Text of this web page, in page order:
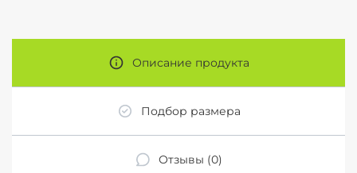
Описание продукта
Подбор размера
Отзывы (0)